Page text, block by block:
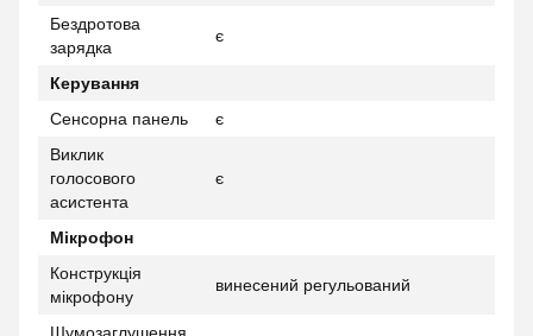
Бездротова
зарядка
є
Керування
Сенсорна панель
є
Виклик
голосового
асистента
є
Мікрофон
Конструкція
мікрофону
винесений регульований